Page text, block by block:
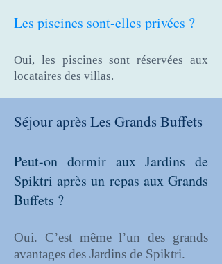
Les piscines sont-elles privées ?
Oui, les piscines sont réservées aux
locataires des villas.
Séjour après Les Grands Buffets
Peut-on dormir aux Jardins de
Spiktri après un repas aux Grands
Buffets ?
Oui. C’est même l’un des grands
avantages des Jardins de Spiktri.